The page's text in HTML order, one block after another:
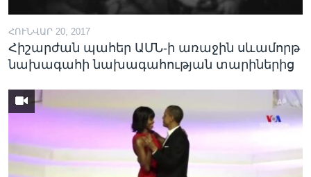
ՀՈՒՆՎԱՐ 20, 2017
Հիշարժան պահեր ԱՄՆ-ի առաջին սևամորթ
նախագահի նախագահության տարիներից